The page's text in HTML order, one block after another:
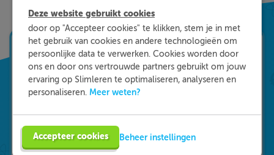
Slimleren!
Deze website gebruikt cookies
door op "Accepteer cookies" te klikken, stem je in met
het gebruik van cookies en andere technologieën om
persoonlijke data te verwerken. Cookies worden door
ons en door ons vertrouwde partners gebruikt om jouw
ervaring op Slimleren te optimaliseren, analyseren en
personaliseren. Meer weten?
Accepteer cookies Beheer instellingen